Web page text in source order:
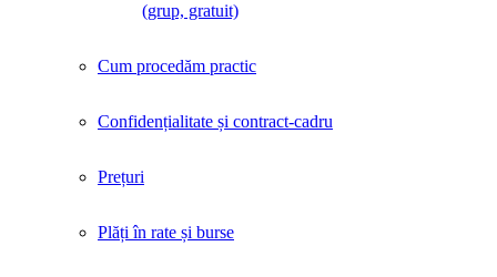
(grup, gratuit)
Cum procedăm practic
Confidențialitate și contract-cadru
Prețuri
Plăți în rate și burse